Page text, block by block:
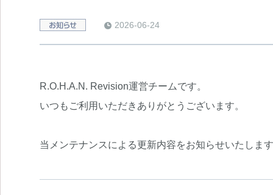
2026-06-24
R.O.H.A.N. Revision運営チームです。
いつもご利用いただきありがとうございます。
当メンテナンスによる更新内容をお知らせいたしま